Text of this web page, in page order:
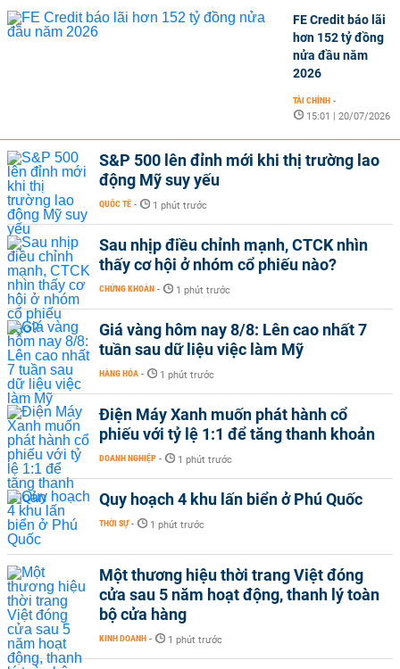
FE Credit báo lãi
hơn 152 tỷ đồng
nửa đầu năm
2026
TÀI CHÍNH -
15:01 | 20/07/2026
S&P 500 lên đỉnh mới khi thị trường lao
động Mỹ suy yếu
QUỐC TẾ - 1 phút trước
Sau nhịp điều chỉnh mạnh, CTCK nhìn
thấy cơ hội ở nhóm cổ phiếu nào?
CHỨNG KHOÁN - 1 phút trước
Giá vàng hôm nay 8/8: Lên cao nhất 7
tuần sau dữ liệu việc làm Mỹ
HÀNG HÓA - 1 phút trước
Điện Máy Xanh muốn phát hành cổ
phiếu với tỷ lệ 1:1 để tăng thanh khoản
DOANH NGHIỆP - 1 phút trước
Quy hoạch 4 khu lấn biển ở Phú Quốc
THỜI SỰ - 1 phút trước
Một thương hiệu thời trang Việt đóng
cửa sau 5 năm hoạt động, thanh lý toàn
bộ cửa hàng
KINH DOANH - 1 phút trước